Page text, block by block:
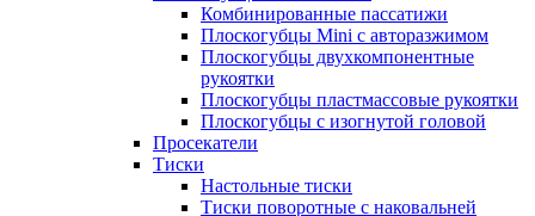
Комбинированные пассатижи
Плоскогубцы Mini с авторазжимом
Плоскогубцы двухкомпонентные
рукоятки
Плоскогубцы пластмассовые рукоятки
Плоскогубцы с изогнутой головой
Просекатели
Тиски
Настольные тиски
Тиски поворотные с наковальней